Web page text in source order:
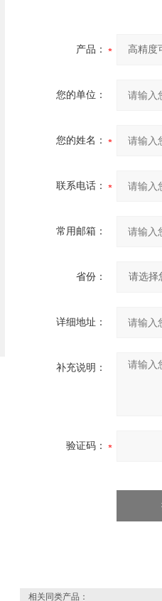
产品：
您的单位：
您的姓名：
联系电话：
常用邮箱：
省份：
详细地址：
补充说明：
验证码：
相关同类产品：